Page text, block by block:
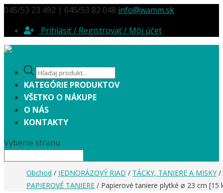
045/53 23 492 | 045/53 82 048 info@wamm.sk
Prihlásiť / Registrovať / Môj účet
Products
search
KATEGÓRIE PRODUKTOV
VŠETKO O NÁKUPE
O NÁS
KONTAKTY
Vyberte stranu
Obchod / JEDNORÁZOVÝ RIAD / TÁCKY, TANIERE A MISKY/
PAPIEROVÉ TANIERE / Papierové taniere plytké ø 23 cm [15